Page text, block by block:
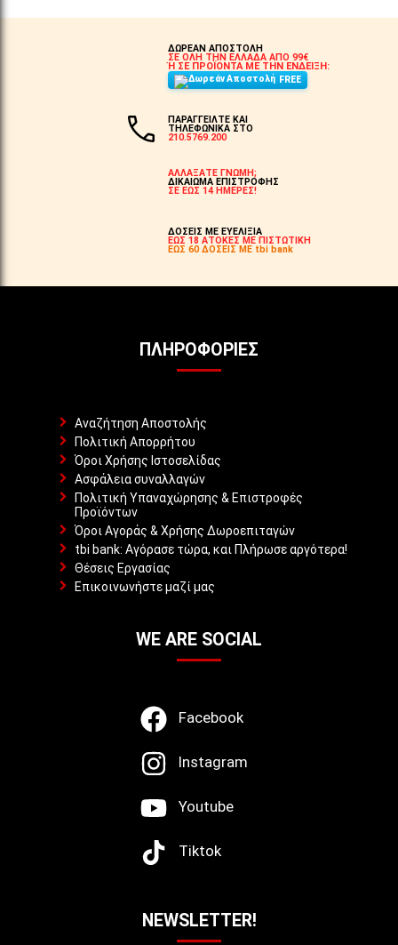
ΔΩΡΕΑΝ ΑΠΟΣΤΟΛΗ
ΣΕ ΟΛΗ ΤΗΝ ΕΛΛΑΔΑ ΑΠΟ 99€
Ή ΣΕ ΠΡΟΪΟΝΤΑ ΜΕ ΤΗΝ ΕΝΔΕΙΞΗ:
FREE
ΠΑΡΑΓΓΕΙΛΤΕ ΚΑΙ
ΤΗΛΕΦΩΝΙΚΑ ΣΤΟ
210.5769.200
ΑΛΛΑΞΑΤΕ ΓΝΩΜΗ;
ΔΙΚΑΙΩΜΑ ΕΠΙΣΤΡΟΦΗΣ
ΣΕ ΕΩΣ 14 ΗΜΕΡΕΣ!
ΔΟΣΕΙΣ ΜΕ ΕΥΕΛΙΞΙΑ
ΕΩΣ 18 ΑΤΟΚΕΣ ΜΕ ΠΙΣΤΩΤΙΚΗ
ΕΩΣ 60 ΔΟΣΕΙΣ ΜΕ tbi bank
ΠΛΗΡΟΦΟΡΊΕΣ
Αναζήτηση Αποστολής
Πολιτική Απορρήτου
Όροι Χρήσης Ιστοσελίδας
Ασφάλεια συναλλαγών
Πολιτική Υπαναχώρησης & Επιστροφές
Προϊόντων
Όροι Αγοράς & Χρήσης Δωροεπιταγών
tbi bank: Αγόρασε τώρα, και Πλήρωσε αργότερα!
Θέσεις Εργασίας
Επικοινωνήστε μαζί μας
WE ARE SOCIAL
Facebook
Instagram
Youtube
Tiktok
NEWSLETTER!